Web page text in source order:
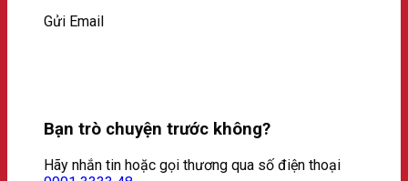
Gửi Email
Bạn trò chuyện trước không?
Hãy nhắn tin hoặc gọi thương qua số điện thoại